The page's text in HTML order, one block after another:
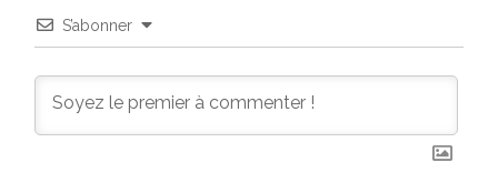
S’abonner